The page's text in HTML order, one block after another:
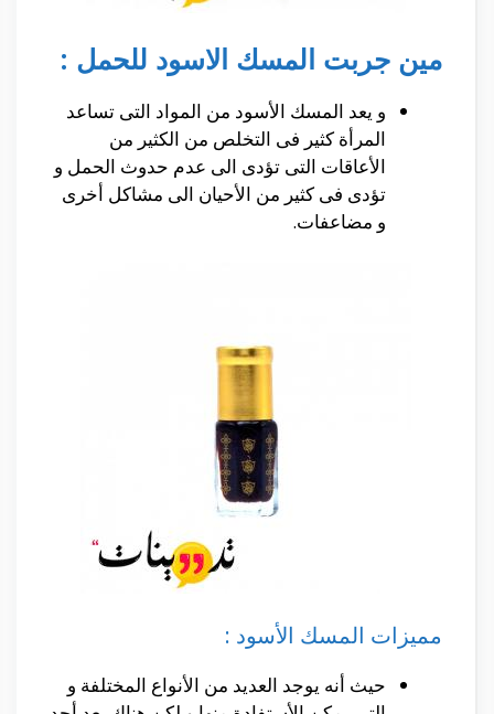
مين جربت المسك الاسود للحمل :
و يعد المسك الأسود من المواد التى تساعد
المرأة كثير فى التخلص من الكثير من
الأعاقات التى تؤدى الى عدم حدوث الحمل و
تؤدى فى كثير من الأحيان الى مشاكل أخرى
و مضاعفات.
مميزات المسك الأسود :
حيث أنه يوجد العديد من الأنواع المختلفة و